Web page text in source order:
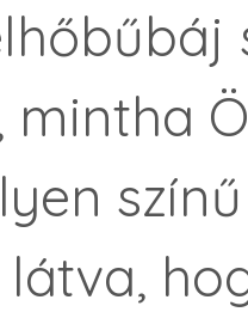
mintha
látva,